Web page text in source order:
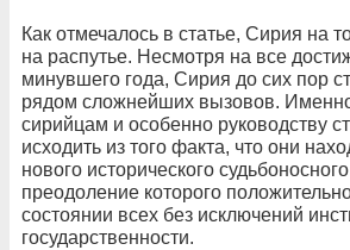
Как отмечалось в статье, Сирия на
на распутье. Несмотря на все
минувшего года, Сирия до сих пор
рядом сложнейших вызовов.
сирийцам и особенно руководству
исходить из того факта, что они
нового исторического
преодоление которого
состоянии всех без исключений
государственности.